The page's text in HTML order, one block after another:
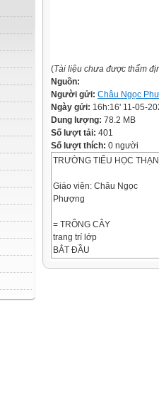
(Tài liệu chưa được thẩm
Nguồn:
Người gửi: Châu Ngọc
Ngày gửi: 16h:16' 11-05-
Dung lượng: 78.2 MB
Số lượt tải: 401
Số lượt thích: 0 người
TRƯỜNG TIỂU HỌC
Giáo viên: Châu Ngọc
Phượng
= TRỒNG CÂY
trang trí lớp
BẮT ĐẦU